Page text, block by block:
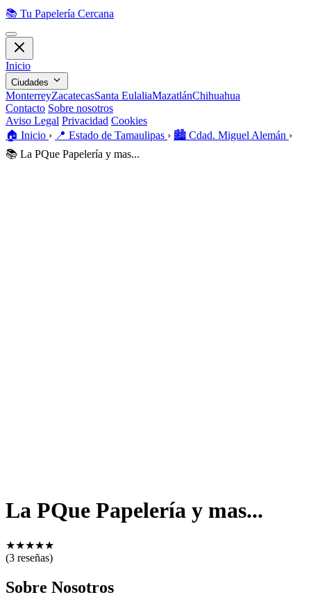
📚 Tu Papelería Cercana
Inicio
Ciudades
MonterreyZacatecasSanta EulaliaMazatlánChihuahua
Contacto Sobre nosotros
Aviso Legal Privacidad Cookies
🏠️ Inicio › 📍 Estado de Tamaulipas › 🏙️ Cdad. Miguel Alemán ›
📚 La PQue Papelería y mas...
La PQue Papelería y mas...
★★★★★
(3 reseñas)
Sobre Nosotros